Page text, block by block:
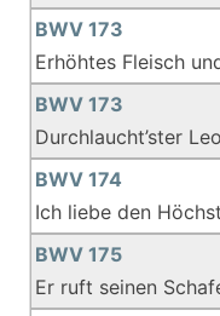
BWV 173
Erhöhtes Fleisch
BWV 173
Durchlaucht’ster
BWV 174
Ich liebe den
BWV 175
Er ruft seinen